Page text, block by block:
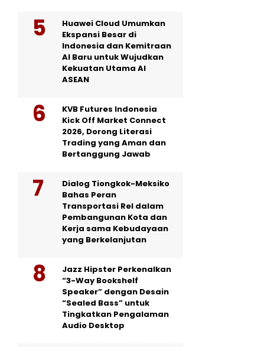
Huawei Cloud Umumkan
Ekspansi Besar di
Indonesia dan Kemitraan
AI Baru untuk Wujudkan
Kekuatan Utama AI
ASEAN
KVB Futures Indonesia
Kick Off Market Connect
2026, Dorong Literasi
Trading yang Aman dan
Bertanggung Jawab
Dialog Tiongkok-Meksiko
Bahas Peran
Transportasi Rel dalam
Pembangunan Kota dan
Kerja sama Kebudayaan
yang Berkelanjutan
Jazz Hipster Perkenalkan
“3-Way Bookshelf
Speaker” dengan Desain
“Sealed Bass” untuk
Tingkatkan Pengalaman
Audio Desktop